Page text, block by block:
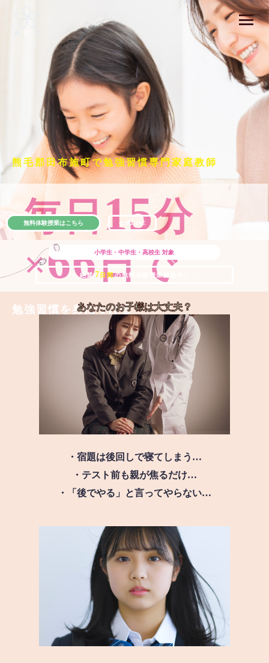
熊毛郡田布施町で勉強習慣専門家庭教師
毎日15分
×66日で
勉強習慣を身につける
小学生・中学生・高校生 対象
＼ 絶賛 7 日間の無料体験授業実施中!! ／
無料体験授業はこちら 公式LINE
あなたのお子様は大丈夫？
・宿題は後回しで寝てしまう…
・テスト前も親が焦るだけ…
・「後でやる」と言ってやらない…